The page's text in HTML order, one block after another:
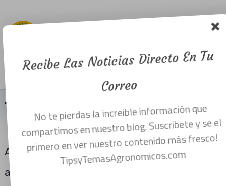
Menu
producción
para el 2018.
diciembre 21, 2017
PRECIOS PROMEDIO Y CANTIDAD PENSADA
DE AGAVE PARA EL AÑO 2018.
Ante la escasez de agave maduro,
anunciada ya hace algunos meses por los
Recibe Las Noticias Directo En Tu
Correo
No te pierdas la increible información que
compartimos en nuestro blog. Suscribete y se el
primero en ver nuestro contenido más fresco!
TipsyTemasAgronomicos.com